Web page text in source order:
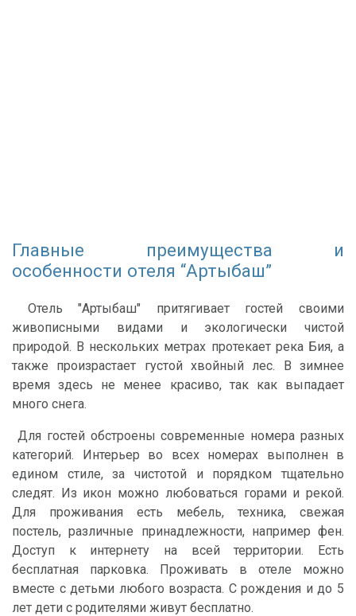
Главные преимущества и
особенности отеля “Артыбаш”
Отель "Артыбаш" притягивает гостей своими
живописными видами и экологически чистой
природой. В нескольких метрах протекает река Бия, а
также произрастает густой хвойный лес. В зимнее
время здесь не менее красиво, так как выпадает
много снега.
Для гостей обстроены современные номера разных
категорий. Интерьер во всех номерах выполнен в
едином стиле, за чистотой и порядком тщательно
следят. Из икон можно любоваться горами и рекой.
Для проживания есть мебель, техника, свежая
постель, различные принадлежности, например фен.
Доступ к интернету на всей территории. Есть
бесплатная парковка. Проживать в отеле можно
вместе с детьми любого возраста. С рождения и до 5
лет дети с родителями живут бесплатно.